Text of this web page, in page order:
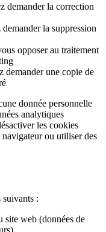
demander la correction
la suppression
opposer au traitement
demander une copie de
donnée personnelle
analytiques
les cookies
ou utiliser des
:
site web (données de